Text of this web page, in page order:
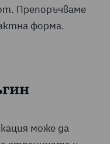
Препоръчваме
форма.
може да